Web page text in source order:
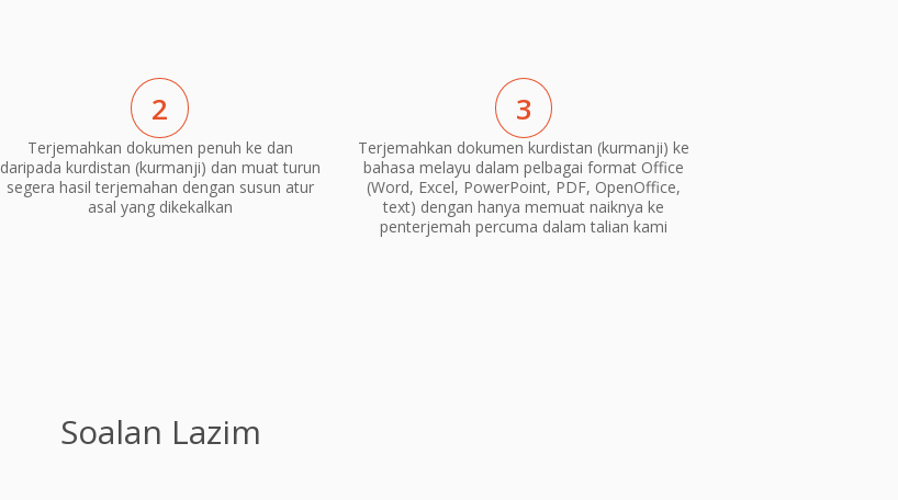
2
Terjemahkan dokumen penuh ke dan
daripada kurdistan (kurmanji) dan muat turun
segera hasil terjemahan dengan susun atur
asal yang dikekalkan
3
Terjemahkan dokumen kurdistan (kurmanji) ke
bahasa melayu dalam pelbagai format Office
(Word, Excel, PowerPoint, PDF, OpenOffice,
text) dengan hanya memuat naiknya ke
penterjemah percuma dalam talian kami
Soalan Lazim